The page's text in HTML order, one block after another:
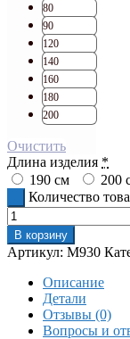
80
90
120
140
160
180
200
Очистить
Длина изделия *
190 см
200
Количество
В корзину
Артикул: M930
Описание
Детали
Отзывы (0)
Вопросы и